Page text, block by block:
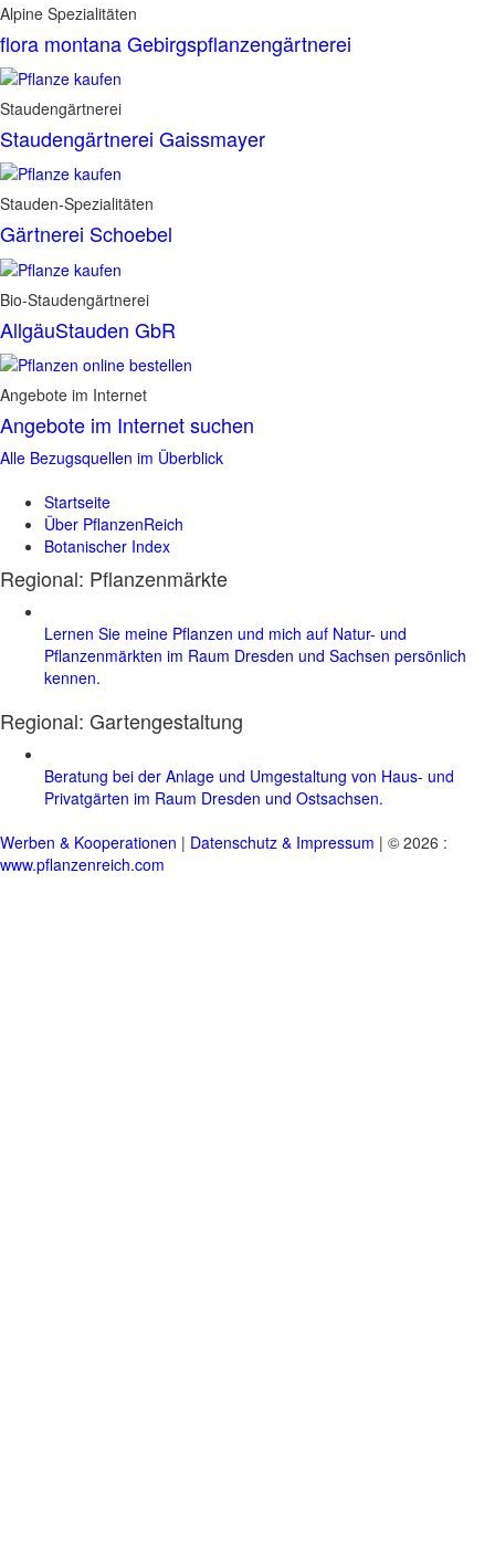
Alpine Spezialitäten
flora montana Gebirgspflanzengärtnerei
Staudengärtnerei
Staudengärtnerei Gaissmayer
Stauden-Spezialitäten
Gärtnerei Schoebel
Bio-Staudengärtnerei
AllgäuStauden GbR
Angebote im Internet
Angebote im Internet suchen
Alle Bezugsquellen im Überblick
Startseite
Über PflanzenReich
Botanischer Index
Regional: Pflanzenmärkte
Lernen Sie meine Pflanzen und mich auf Natur- und
Pflanzenmärkten im Raum Dresden und Sachsen persönlich
kennen.
Regional: Gartengestaltung
Beratung bei der Anlage und Umgestaltung von Haus- und
Privatgärten im Raum Dresden und Ostsachsen.
Werben & Kooperationen | Datenschutz & Impressum | © 2026 :
www.pflanzenreich.com